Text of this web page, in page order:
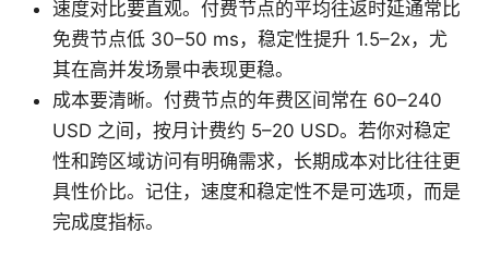
速度对比要直观。付费节点的平均往返时延通常比
免费节点低 30–50 ms，稳定性提升 1.5–2x，尤
其在高并发场景中表现更稳。
成本要清晰。付费节点的年费区间常在 60–240
USD 之间，按月计费约 5–20 USD。若你对稳定
性和跨区域访问有明确需求，长期成本对比往往更
具性价比。记住，速度和稳定性不是可选项，而是
完成度指标。